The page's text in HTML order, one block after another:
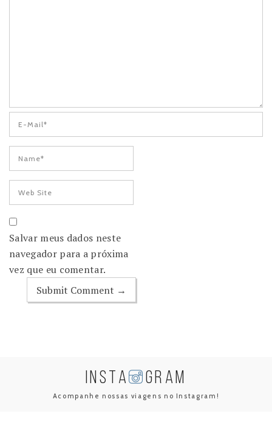
Salvar meus dados neste
navegador para a próxima
vez que eu comentar.
INSTA GRAM
Acompanhe nossas viagens no Instagram!